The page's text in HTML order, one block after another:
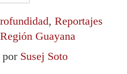
, Reportajes
Región Guayana
por Susej Soto